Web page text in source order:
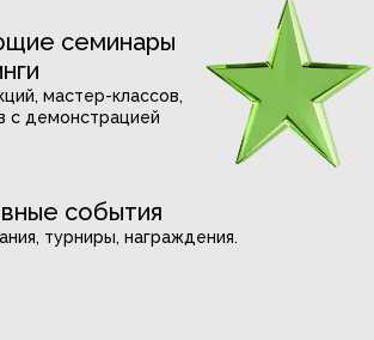
семинары
мастер-классов,
с демонстрацией
события
турниры, награждения.